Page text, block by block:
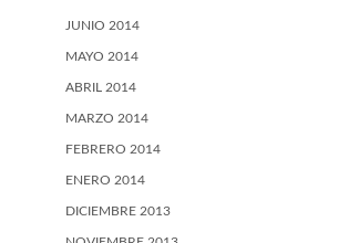
JUNIO 2014
MAYO 2014
ABRIL 2014
MARZO 2014
FEBRERO 2014
ENERO 2014
DICIEMBRE 2013